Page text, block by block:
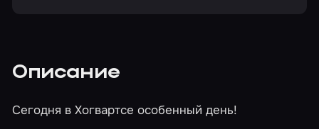
Описание
Сегодня в Хогвартсе особенный день!